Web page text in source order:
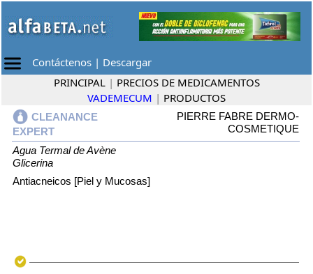
Contáctenos | Descargar
PRINCIPAL | PRECIOS DE MEDICAMENTOS
VADEMECUM | PRODUCTOS
CLEANANCE
EXPERT
PIERRE FABRE DERMO-
COSMETIQUE
Agua Termal de Avène
Glicerina
Antiacneicos [Piel y Mucosas]